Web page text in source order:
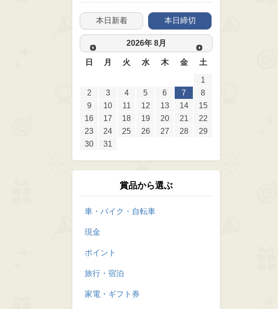
本日新着 本日締切
2026年 8月
日 月 火 水 木 金 土
1
2
3 4 5 6 7
8
9
10 11 12 13 14
15
16
17 18 19 20 21
22
23
24 25 26 27 28
29
30
31
賞品から選ぶ
車・バイク・自転車
現金
ポイント
旅行・宿泊
家電・ギフト券